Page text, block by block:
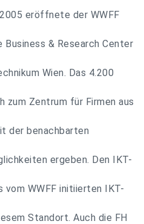
eröffnete der WWFF
& Research Center
Wien. Das 4.200
zum Zentrum für Firmen aus
der benachbarten
ergeben. Den IKT-
vom WWFF initiierten IKT-
Standort. Auch die FH